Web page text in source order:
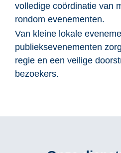
volledige coördinatie van
rondom evenementen.
Van kleine lokale
publieksevenementen
regie en een veilige
bezoekers.